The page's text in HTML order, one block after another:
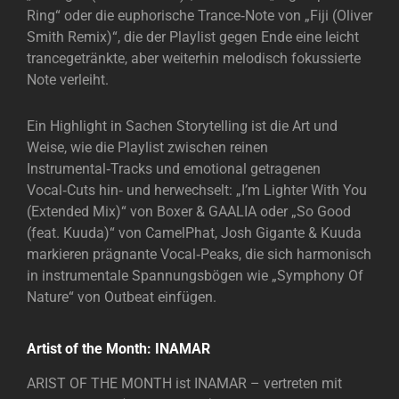
Ring“ oder die euphorische Trance‑Note von „Fiji (Oliver
Smith Remix)“, die der Playlist gegen Ende eine leicht
trancegetränkte, aber weiterhin melodisch fokussierte
Note verleiht.
Ein Highlight in Sachen Storytelling ist die Art und
Weise, wie die Playlist zwischen reinen
Instrumental‑Tracks und emotional getragenen
Vocal‑Cuts hin‑ und herwechselt: „I’m Lighter With You
(Extended Mix)“ von Boxer & GAALIA oder „So Good
(feat. Kuuda)“ von CamelPhat, Josh Gigante & Kuuda
markieren prägnante Vocal‑Peaks, die sich harmonisch
in instrumentale Spannungsbögen wie „Symphony Of
Nature“ von Outbeat einfügen.
Artist of the Month: INAMAR
ARIST OF THE MONTH ist INAMAR – vertreten mit